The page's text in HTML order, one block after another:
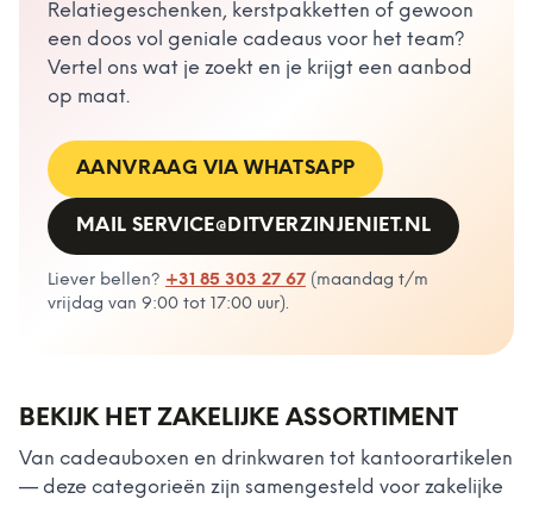
Relatiegeschenken, kerstpakketten of gewoon
een doos vol geniale cadeaus voor het team?
Vertel ons wat je zoekt en je krijgt een aanbod
op maat.
AANVRAAG VIA WHATSAPP
MAIL SERVICE@DITVERZINJENIET.NL
Liever bellen? +31 85 303 27 67 ( maandag t/m
vrijdag van 9:00 tot 17:00 uur).
BEKIJK HET ZAKELIJKE ASSORTIMENT
Van cadeauboxen en drinkwaren tot kantoorartikelen
— deze categorieën zijn samengesteld voor zakelijke